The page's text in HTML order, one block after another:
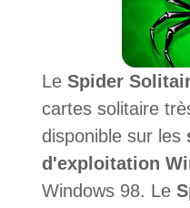
Le Spider
cartes solitaire
disponible sur les
d'exploitation
Windows 98. Le